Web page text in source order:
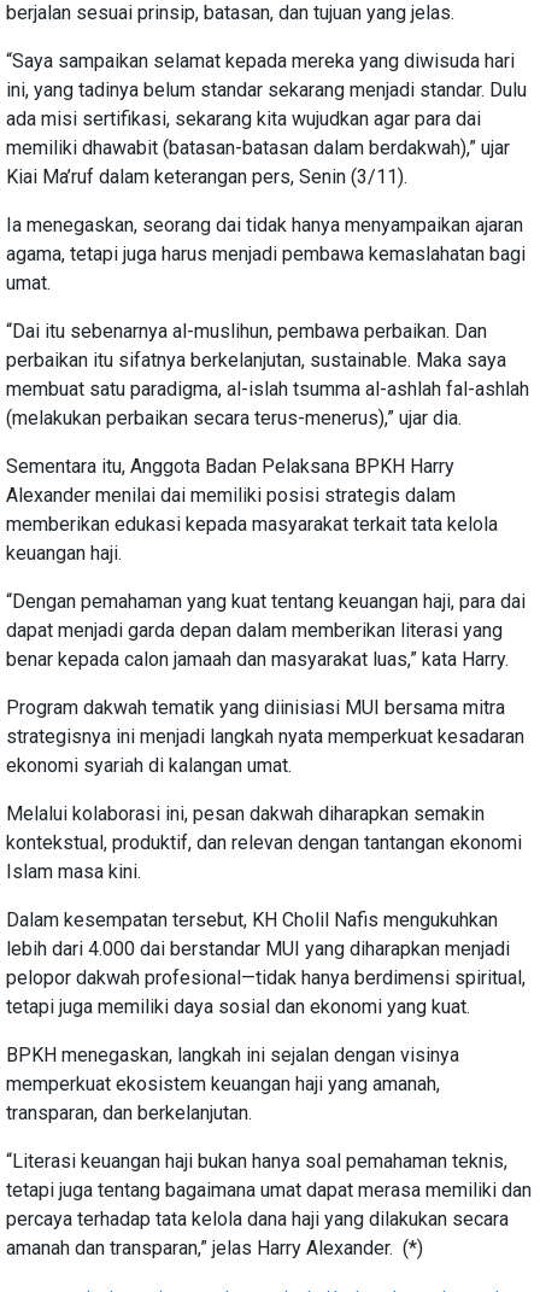
berjalan sesuai prinsip, batasan, dan tujuan yang jelas.
“Saya sampaikan selamat kepada mereka yang diwisuda hari
ini, yang tadinya belum standar sekarang menjadi standar. Dulu
ada misi sertifikasi, sekarang kita wujudkan agar para dai
memiliki dhawabit (batasan-batasan dalam berdakwah),” ujar
Kiai Ma’ruf dalam keterangan pers, Senin (3/11).
Ia menegaskan, seorang dai tidak hanya menyampaikan ajaran
agama, tetapi juga harus menjadi pembawa kemaslahatan bagi
umat.
“Dai itu sebenarnya al-muslihun, pembawa perbaikan. Dan
perbaikan itu sifatnya berkelanjutan, sustainable. Maka saya
membuat satu paradigma, al-islah tsumma al-ashlah fal-ashlah
(melakukan perbaikan secara terus-menerus),” ujar dia.
Sementara itu, Anggota Badan Pelaksana BPKH Harry
Alexander menilai dai memiliki posisi strategis dalam
memberikan edukasi kepada masyarakat terkait tata kelola
keuangan haji.
“Dengan pemahaman yang kuat tentang keuangan haji, para dai
dapat menjadi garda depan dalam memberikan literasi yang
benar kepada calon jamaah dan masyarakat luas,” kata Harry.
Program dakwah tematik yang diinisiasi MUI bersama mitra
strategisnya ini menjadi langkah nyata memperkuat kesadaran
ekonomi syariah di kalangan umat.
Melalui kolaborasi ini, pesan dakwah diharapkan semakin
kontekstual, produktif, dan relevan dengan tantangan ekonomi
Islam masa kini.
Dalam kesempatan tersebut, KH Cholil Nafis mengukuhkan
lebih dari 4.000 dai berstandar MUI yang diharapkan menjadi
pelopor dakwah profesional—tidak hanya berdimensi spiritual,
tetapi juga memiliki daya sosial dan ekonomi yang kuat.
BPKH menegaskan, langkah ini sejalan dengan visinya
memperkuat ekosistem keuangan haji yang amanah,
transparan, dan berkelanjutan.
“Literasi keuangan haji bukan hanya soal pemahaman teknis,
tetapi juga tentang bagaimana umat dapat merasa memiliki dan
percaya terhadap tata kelola dana haji yang dilakukan secara
amanah dan transparan,” jelas Harry Alexander. (*)